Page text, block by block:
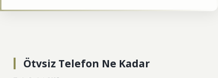
Ötvsiz Telefon Ne Kadar